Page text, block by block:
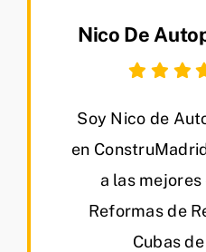
Nico De
Soy Nico de
en
a las
Reformas de
Cubas